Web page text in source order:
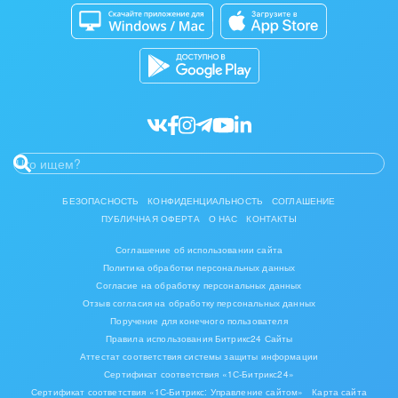
Мода, одежда, аксессуары, стиль
Рынки и торговля
Связь и телекоммуникации
Финансы, бухгалтерия, банки
Химия и нефтехимия
Электроэнергетика
Кибербезопасность
Разработчикам приложений
БЕЗОПАСНОСТЬ КОНФИДЕНЦИАЛЬНОСТЬ
СОГЛАШЕНИЕ
ПУБЛИЧНАЯ ОФЕРТА
О НАС КОНТАКТЫ
Соглашение об использовании сайта
Политика обработки персональных данных
Согласие на обработку персональных данных
Отзыв согласия на обработку персональных данных
Поручение для конечного пользователя
Правила использования Битрикс24 Сайты
Аттестат соответствия системы защиты информации
Сертификат соответствия «1С-Битрикс24»
Сертификат соответствия «1С-Битрикс: Управление сайтом»
Карта сайта